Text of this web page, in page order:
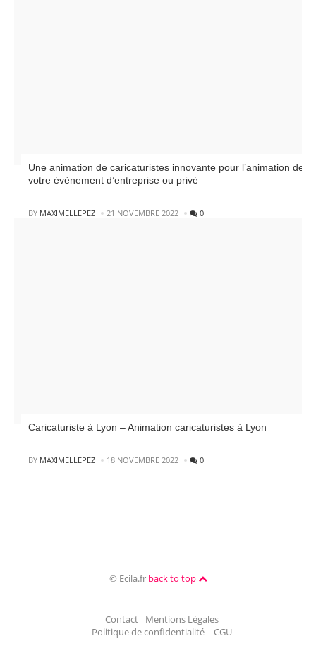
Une animation de caricaturistes innovante pour l’animation de
votre évènement d’entreprise ou privé
POSTED
BY MAXIMELLEPEZ 21 NOVEMBRE 2022 0
Caricaturiste à Lyon – Animation caricaturistes à Lyon
POSTED
BY MAXIMELLEPEZ 18 NOVEMBRE 2022 0
© Ecila.fr back to top
Contact
Mentions Légales
Politique de confidentialité – CGU